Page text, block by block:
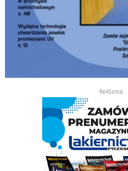
Reklama